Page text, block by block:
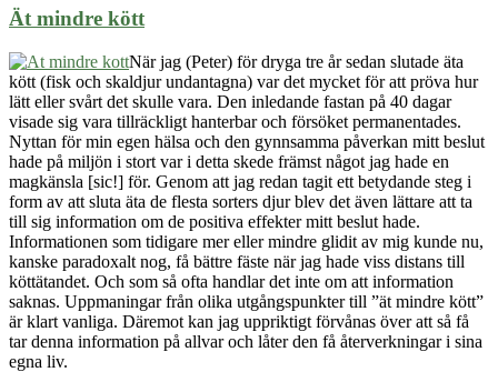
Ät mindre kött
När jag (Peter) för dryga tre år sedan slutade äta
kött (fisk och skaldjur undantagna) var det mycket för att pröva hur
lätt eller svårt det skulle vara. Den inledande fastan på 40 dagar
visade sig vara tillräckligt hanterbar och försöket permanentades.
Nyttan för min egen hälsa och den gynnsamma påverkan mitt beslut
hade på miljön i stort var i detta skede främst något jag hade en
magkänsla [sic!] för. Genom att jag redan tagit ett betydande steg i
form av att sluta äta de flesta sorters djur blev det även lättare att ta
till sig information om de positiva effekter mitt beslut hade.
Informationen som tidigare mer eller mindre glidit av mig kunde nu,
kanske paradoxalt nog, få bättre fäste när jag hade viss distans till
köttätandet. Och som så ofta handlar det inte om att information
saknas. Uppmaningar från olika utgångspunkter till ”ät mindre kött”
är klart vanliga. Däremot kan jag uppriktigt förvånas över att så få
tar denna information på allvar och låter den få återverkningar i sina
egna liv.